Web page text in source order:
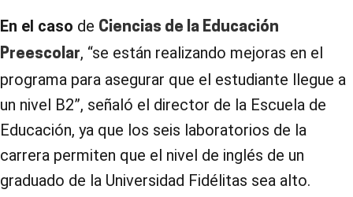
En el caso de Ciencias de la Educación
Preescolar, “se están realizando mejoras en el
programa para asegurar que el estudiante llegue a
un nivel B2”, señaló el director de la Escuela de
Educación, ya que los seis laboratorios de la
carrera permiten que el nivel de inglés de un
graduado de la Universidad Fidélitas sea alto.